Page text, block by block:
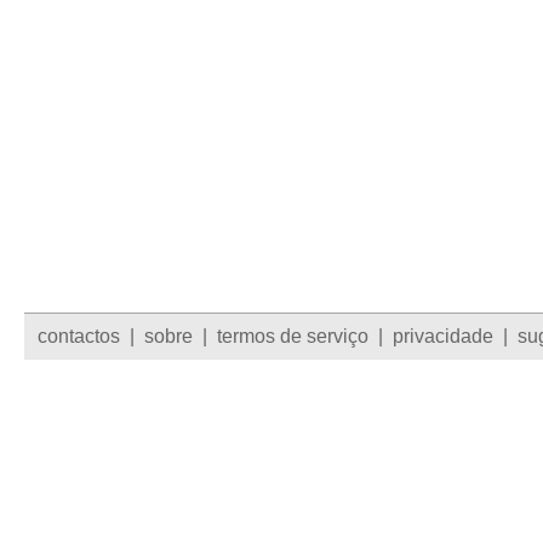
contactos sobre termos de serviço privacidade